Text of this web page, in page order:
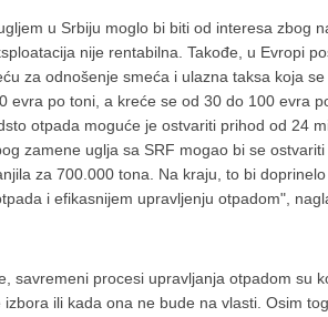
u Srbiju moglo bi biti od interesa zbog
nije rentabilna. Takođe, u Evropi
za odnošenje smeća i ulazna taksa koja
evra po toni, a kreće se od 30 do 100 evra
otpada moguće je ostvariti prihod od 24
zamene uglja sa SRF mogao bi se
za 700.000 tona. Na kraju, to bi
i efikasnijem upravljenju otpadom",
savremeni procesi upravljanja otpadom su
ili kada ona ne bude na vlasti. Osim